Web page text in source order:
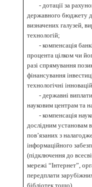
- дотації за
державного бюджету
визначених галузей,
технологій;
- компенсація
процента цілком чи
разі спрямування
фінансування
технологічні
- державні
науковим центрам та
- компенсація
дослідним установам
пов’язаних з
інформаційного
(підключення до
мережі “Інтернет”,
передплати
бібліотек тощо)